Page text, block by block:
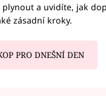
a uvidíte, jak
zásadní kroky.
PRO DNEŠNÍ DEN